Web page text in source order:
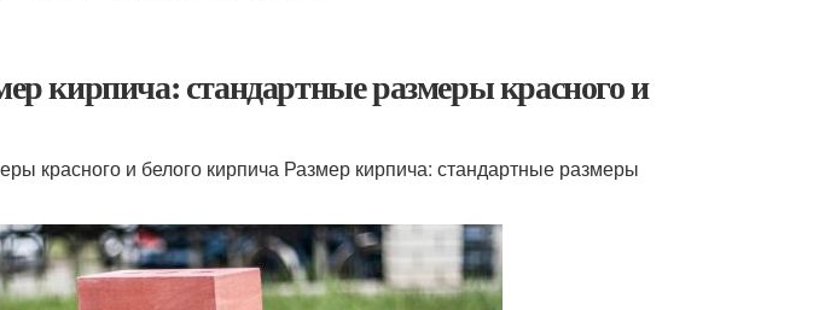
кирпича: стандартные размеры красного и
красного и белого кирпича Размер кирпича: стандартные размеры